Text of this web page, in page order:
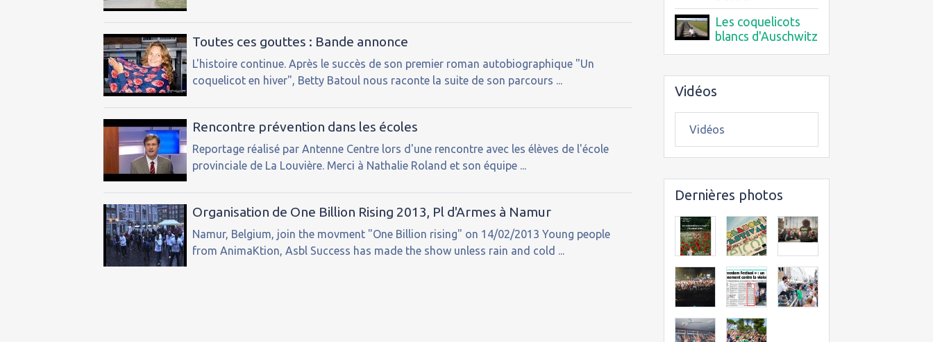
Toutes ces gouttes : Bande annonce
L'histoire continue. Après le succès de son premier roman autobiographique "Un
coquelicot en hiver", Betty Batoul nous raconte la suite de son parcours ...
Rencontre prévention dans les écoles
Reportage réalisé par Antenne Centre lors d'une rencontre avec les élèves de l'école
provinciale de La Louvière. Merci à Nathalie Roland et son équipe ...
Organisation de One Billion Rising 2013, Pl d'Armes à Namur
Namur, Belgium, join the movment "One Billion rising" on 14/02/2013 Young people
from AnimaKtion, Asbl Success has made the show unless rain and cold ...
Les coquelicots
blancs d'Auschwitz
Vidéos
Vidéos
Dernières photos